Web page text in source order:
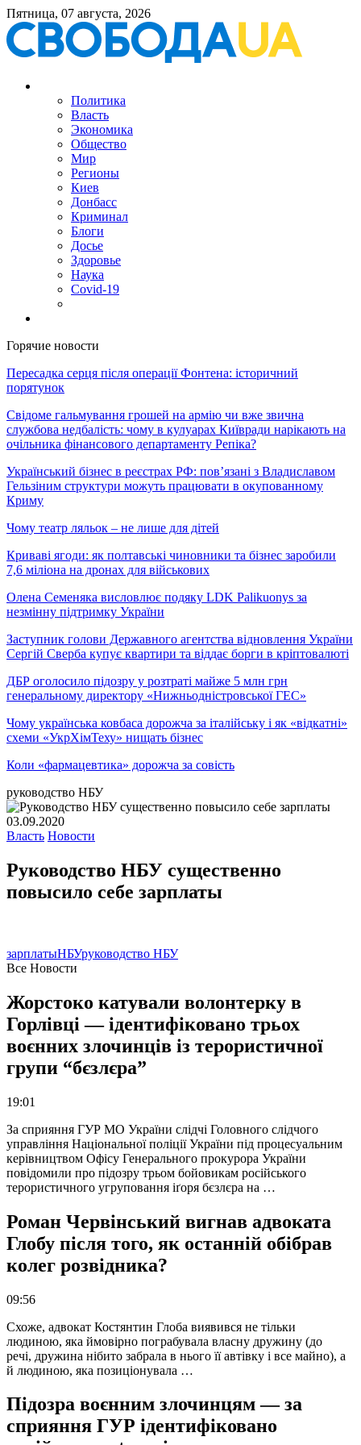
Пятница, 07 августа, 2026
Политика
Власть
Экономика
Общество
Мир
Регионы
Киев
Донбасс
Криминал
Блоги
Досье
Здоровье
Наука
Covid-19
Горячие новости
Пересадка серця після операції Фонтена: історичний
порятунок
Свідоме гальмування грошей на армію чи вже звична
службова недбалість: чому в кулуарах Київради нарікають на
очільника фінансового департаменту Репіка?
Український бізнес в реєстрах РФ: пов’язані з Владиславом
Гельзіним структури можуть працювати в окупованному
Криму
Чому театр ляльок – не лише для дітей
Криваві ягоди: як полтавські чиновники та бізнес заробили
7,6 міліона на дронах для військових
Олена Семеняка висловлює подяку LDK Palikuonys за
незмінну підтримку України
Заступник голови Державного агентства відновлення України
Сергій Сверба купує квартири та віддає борги в кріптовалюті
ДБР оголосило підозру у розтраті майже 5 млн грн
генеральному директору «Нижньодністровської ГЕС»
Чому українська ковбаса дорожча за італійську і як «відкатні»
схеми «УкрХімТеху» нищать бізнес
Коли «фармацевтика» дорожча за совість
руководство НБУ
03.09.2020
Власть Новости
Руководство НБУ существенно
повысило себе зарплаты
зарплатыНБУруководство НБУ
Все Новости
Жорстоко катували волонтерку в
Горлівці — ідентифіковано трьох
воєнних злочинців із терористичної
групи “бєзлєра”
19:01
За сприяння ГУР МО України слідчі Головного слідчого
управління Національної поліції України під процесуальним
керівництвом Офісу Генерального прокурора України
повідомили про підозру трьом бойовикам російського
терористичного угруповання іґоря бєзлєра на …
Роман Червінський вигнав адвоката
Глобу після того, як останній обібрав
колег розвідника?
09:56
Схоже, адвокат Костянтин Глоба виявився не тільки
людиною, яка ймовірно пограбувала власну дружину (до
речі, дружина нібито забрала в нього її автівку і все майно), а
й людиною, яка позиціонувала …
Підозра воєнним злочинцям — за
сприяння ГУР ідентифіковано